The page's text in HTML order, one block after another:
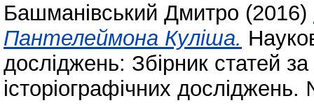
Башманівський Дмитро (2016)
Пантелеймона Куліша.
досліджень: Збірник статей
історіографічних